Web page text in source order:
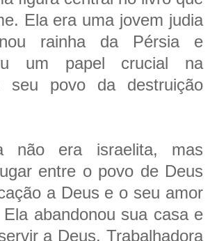
Ela era uma jovem judia
rainha da Pérsia e
um papel crucial na
seu povo da destruição
não era israelita, mas
entre o povo de Deus
a Deus e o seu amor
abandonou sua casa e
a Deus. Trabalhadora